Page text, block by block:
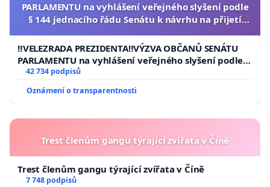
PARLAMENTU na vyhlášení veřejného slyšení podle
§ 144 jednacího řádu Senátu k návrhu na přijetí
republiky
‼️VELEZRADA PREZIDENTA‼️VÝZVA OBČANŮ SENÁTU
PARLAMENTU na vyhlášení veřejného slyšení podle §
144 jednacího řádu Senátu k návrhu na přijetí
usnesení k podání ústavní žaloby na prezidenta
republiky
42 734 podpisů
Oznámení o transparentnosti
Trest členům gangu týrající zvířata v Číně
Trest členům gangu týrající zvířata v Číně
7 748 podpisů